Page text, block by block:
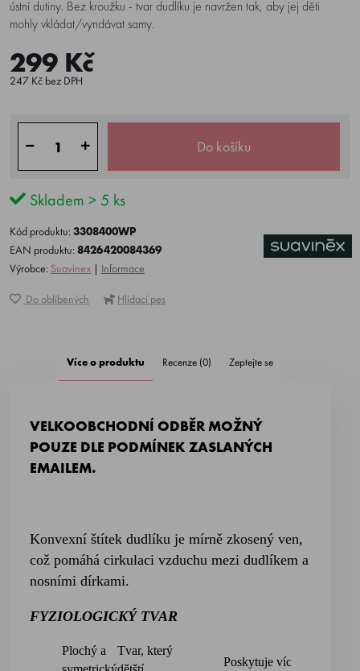
ústní dutiny. Bez kroužku - tvar dudlíku je navržen tak, aby jej děti
mohly vkládat/vyndávat samy.
299 Kč
247 Kč bez DPH
Do košíku
Skladem > 5 ks
Kód produktu:3308400WP
EAN produktu:8426420084369
Výrobce: Suavinex | Informace
Do oblíbených Hlídací pes
Více o produktu Recenze (0) Zeptejte se
VELKOOBCHODNÍ ODBĚR MOŽNÝ
POUZE DLE PODMÍNEK ZASLANÝCH
EMAILEM.
Konvexní štítek dudlíku je mírně zkosený ven,
což pomáhá cirkulaci vzduchu mezi dudlíkem a
nosními dírkami.
FYZIOLOGICKÝ TVAR
Plochý a
Tvar, který
Poskytuje více